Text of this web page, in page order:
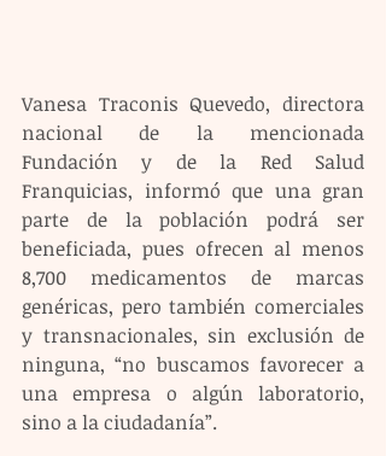
Vanesa Traconis Quevedo, directora
nacional de la mencionada
Fundación y de la Red Salud
Franquicias, informó que una gran
parte de la población podrá ser
beneficiada, pues ofrecen al menos
8,700 medicamentos de marcas
genéricas, pero también comerciales
y transnacionales, sin exclusión de
ninguna, “no buscamos favorecer a
una empresa o algún laboratorio,
sino a la ciudadanía”.